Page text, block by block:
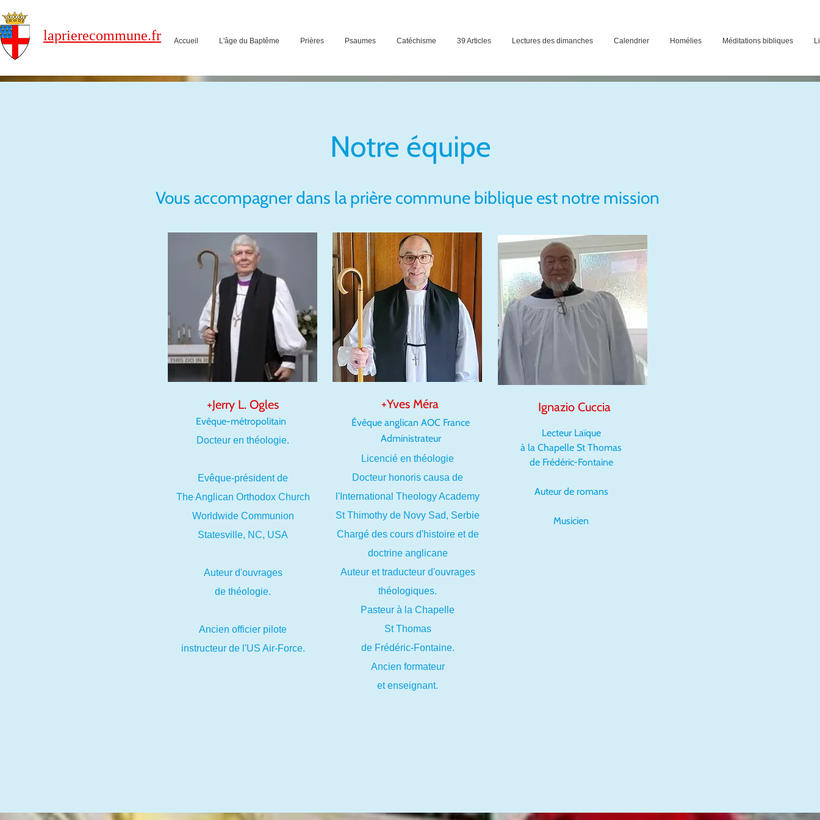
laprierecommune.fr Accueil L'âge du Baptême Prières Psaumes Catéchisme 39 Articles Lectures des dimanches Calendrier Homélies Méditations bibliques
Notre équipe
Vous accompagner dans la prière commune biblique est notre mission
+Jerry L. Ogles
Evêque-métropolitain
Docteur en théologie.
Evêque-président de
The Anglican Orthodox Church
Worldwide Communion
Statesville, NC, USA
Auteur d'ouvrages
de théologie.
Ancien officier pilote
instructeur de l'US Air-Force.
+Yves Méra
Évêque anglican AOC France
Administrateur
Licencié en théologie
Docteur honoris causa de
l'International Theology Academy
St Thimothy de Novy Sad, Serbie
Chargé des cours d'histoire et de
doctrine anglicane
Auteur et traducteur d'ouvrages
théologiques.
Pasteur à la Chapelle
St Thomas
de Frédéric-Fontaine.
Ancien formateur
et enseignant.
Ignazio Cuccia
Lecteur Laïque
à la Chapelle St Thomas
de Frédéric-Fontaine
Auteur de romans
Musicien